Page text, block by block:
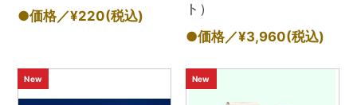
●価格／¥220(税込)
ト）
●価格／¥3,960(税込)
New New